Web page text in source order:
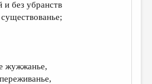
и без убранств
жужжанье,